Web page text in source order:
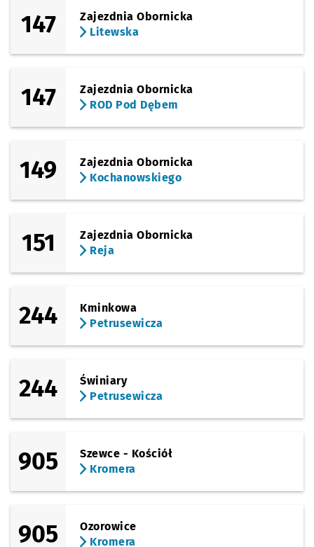
147
Zajezdnia Obornicka
Litewska
147
Zajezdnia Obornicka
ROD Pod Dębem
149
Zajezdnia Obornicka
Kochanowskiego
151
Zajezdnia Obornicka
Reja
244
Kminkowa
Petrusewicza
244
Świniary
Petrusewicza
905
Szewce - Kościół
Kromera
905
Ozorowice
Kromera